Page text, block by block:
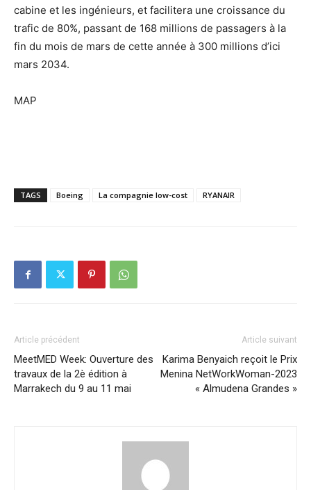
cabine et les ingénieurs, et facilitera une croissance du
trafic de 80%, passant de 168 millions de passagers à la
fin du mois de mars de cette année à 300 millions d’ici
mars 2034.
MAP
TAGS Boeing La compagnie low-cost RYANAIR
Article précédent
MeetMED Week: Ouverture des
travaux de la 2è édition à
Marrakech du 9 au 11 mai
Article suivant
Karima Benyaich reçoit le Prix
Menina NetWorkWoman-2023
« Almudena Grandes »